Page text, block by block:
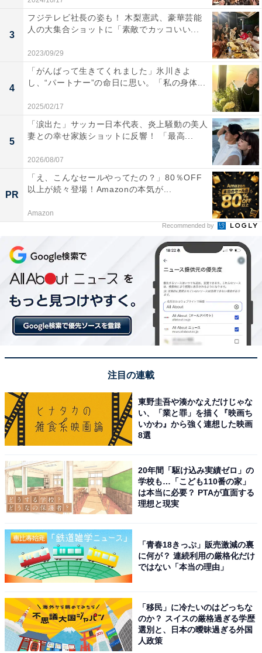
3
フジテレビ社長の姿も！ 木梨憲武、豪華芸能
人の大集合ショットに「素敵でカッコいい...
2023/09/29
4
「がんばって生きてくれました」氷川きよ
し、“パートナー”の命日に思い。「私の身体...
2025/02/17
5
「涙出た」サッカー日本代表、炎上騒動の美人
妻との幸せ家族ショットに反響！ 「最高...
2026/08/07
PR
「え、こんなセールやってたの？」80％OFF
以上が続々登場！Amazonの本気が...
Amazon
Recommended by
注目の連載
東野圭吾や湊かなえだけじゃな
い、「業と罪」を描く『映画ち
いかわ』から強く連想した映画
8選
20年間「駆け込み実績ゼロ」の
学校も…「こども110番の家」
は本当に必要？ PTAが直面する
理想と現実
「青春18きっぷ」販売激減の裏
に何が？ 連続利用の厳格化だけ
ではない「本当の理由」
「移民」に冷たいのはどっちな
のか？ スイスの厳格過ぎる学歴
選別と、日本の曖昧過ぎる外国
人政策